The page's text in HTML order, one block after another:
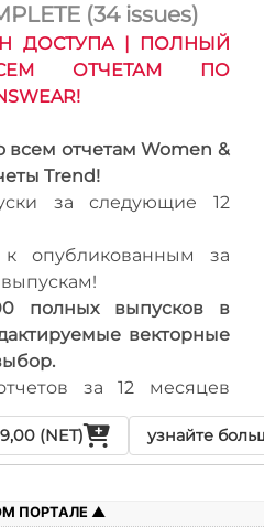
(34 issues)
ДОСТУПА | ПОЛНЫЙ
ОТЧЕТАМ ПО
всем отчетам Women &
Trend!
за следующие 12
опубликованным за
полных выпусков в
векторные
за 12 месяцев
(NET) узнайте
ПОРТАЛЕ